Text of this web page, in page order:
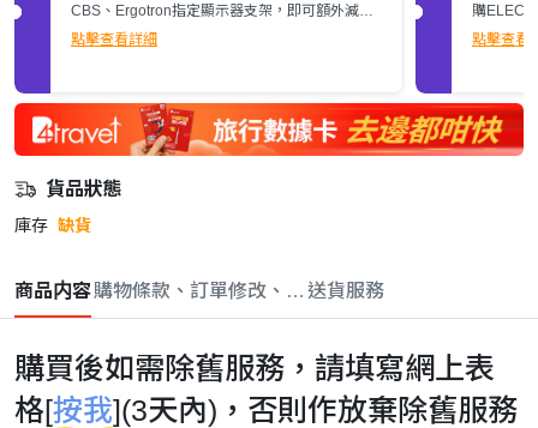
CBS、Ergotron指定顯示器支架，即可額外減多
$200。立即了解詳情>>
點擊查看詳細
購
張)。
點擊查看
貨品狀態
庫存 缺貨
商品内容購物條款、訂單修改、取消與退款政策
送貨服務
購買後如需除舊服務，請填寫網上表
格[按我](3天內)，否則作放棄除舊服務